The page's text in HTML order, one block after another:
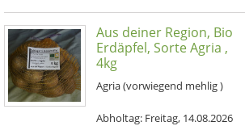
Aus deiner Region, Bio
Erdäpfel, Sorte Agria ,
4kg
Agria (vorwiegend mehlig )
Abholtag: Freitag, 14.08.2026